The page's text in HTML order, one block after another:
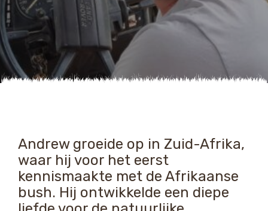
Andrew groeide op in Zuid-Afrika,
waar hij voor het eerst
kennismaakte met de Afrikaanse
bush. Hij ontwikkelde een diepe